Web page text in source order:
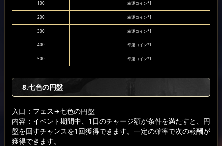
100 幸運コイン*1
200 幸運コイン*1
300 幸運コイン*1
400 幸運コイン*1
500 幸運コイン*1
8.七色の円盤
入口：フェス→七色の円盤
内容：イベント期間中、1日のチャージ額が条件を満たすと、円
盤を回すチャンスを1回獲得できます。一定の確率で次の報酬が
獲得できます。